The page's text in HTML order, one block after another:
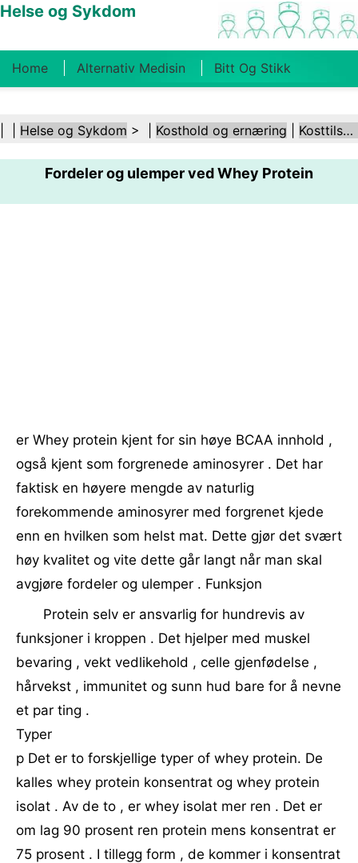
Helse og Sykdom
Home Alternativ Medisin Bitt Og Stikk
Kosthold Og Ernæring Familiehelse
Helsebransjen Psykisk Helse Folkehelse Og
Sikkerhet Kirurgi Og Prosedyrer Helse
Helse og Sykdom > | Kosthold og ernæring Kosttilskudd
Fordeler og ulemper ved Whey Protein
er Whey protein kjent for sin høye BCAA innhold ,
også kjent som forgrenede aminosyrer . Det har
faktisk en høyere mengde av naturlig
forekommende aminosyrer med forgrenet kjede
enn en hvilken som helst mat. Dette gjør det svært
høy kvalitet og vite dette går langt når man skal
avgjøre fordeler og ulemper . Funksjon
Protein selv er ansvarlig for hundrevis av
funksjoner i kroppen . Det hjelper med muskel
bevaring , vekt vedlikehold , celle gjenfødelse ,
hårvekst , immunitet og sunn hud bare for å nevne
et par ting .
Typer
p Det er to forskjellige typer of whey protein. De
kalles whey protein konsentrat og whey protein
isolat . Av de to , er whey isolat mer ren . Det er
om lag 90 prosent ren protein mens konsentrat er
75 prosent . I tillegg form , de kommer i konsentrat